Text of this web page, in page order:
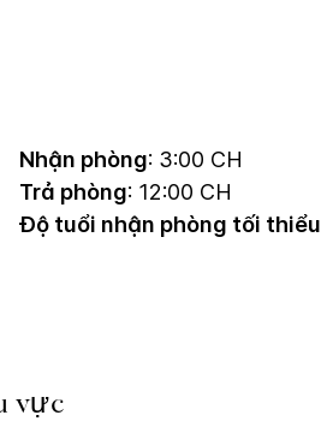
Nhận phòng: 3:00 CH
Trả phòng: 12:00 CH
Độ tuổi nhận phòng tối thiểu
vực